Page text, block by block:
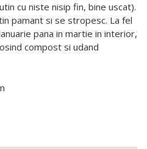
cu niste nisip fin, bine uscat).
pamant si se stropesc. La fel
pana in martie in interior,
compost si udand